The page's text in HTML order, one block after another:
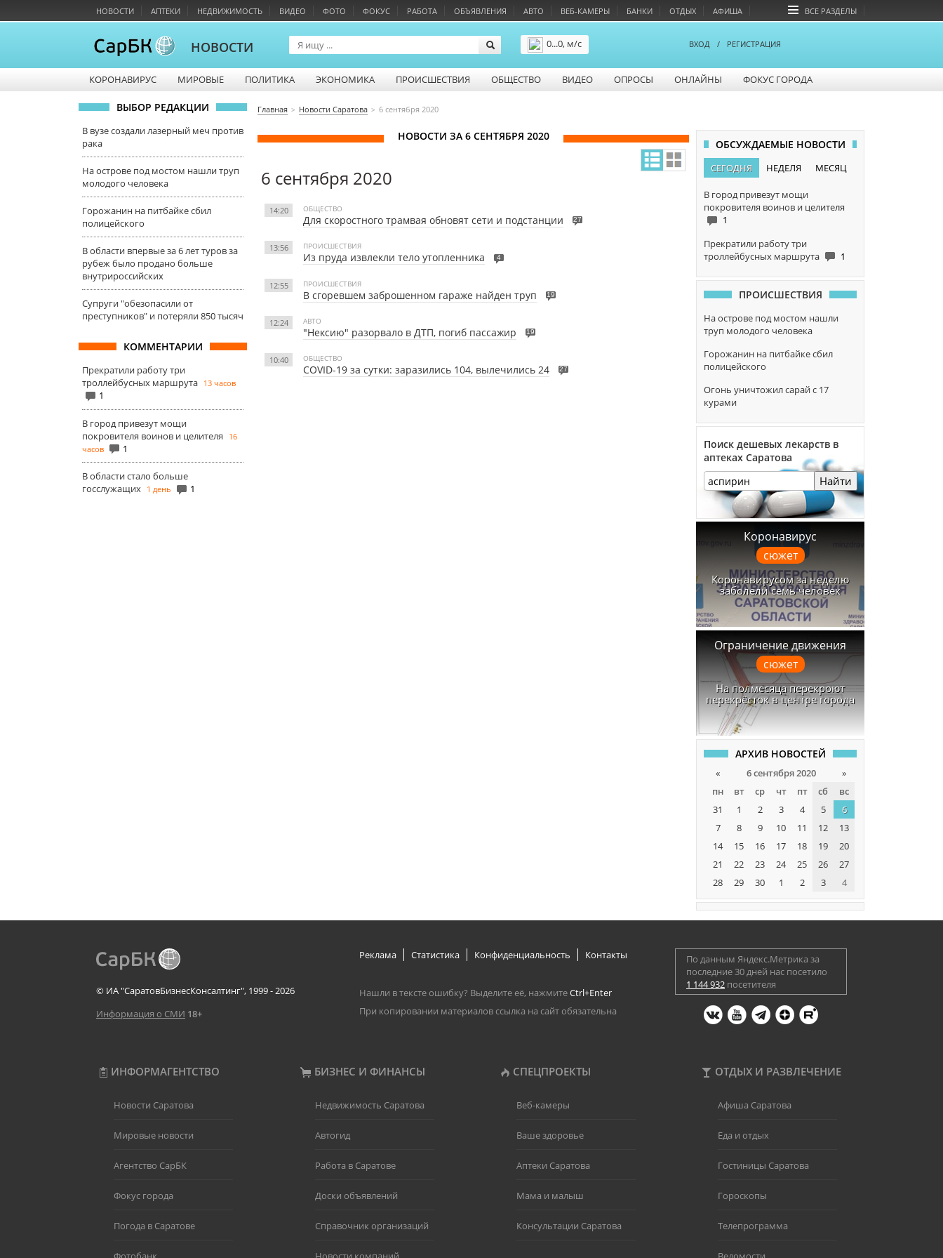
НОВОСТИ АПТЕКИ НЕДВИЖИМОСТЬ ВИДЕО ФОТО ФОКУС РАБОТА ОБЪЯВЛЕНИЯ АВТО ВЕБ-КАМЕРЫ БАНКИ ОТДЫХ АФИША ВСЕ РАЗДЕЛЫ
НОВОСТИ
0...0, м/с
ВХОД / РЕГИСТРАЦИЯ
КОРОНАВИРУС МИРОВЫЕ ПОЛИТИКА ЭКОНОМИКА ПРОИСШЕСТВИЯ ОБЩЕСТВО ВИДЕО ОПРОСЫ ОНЛАЙНЫ ФОКУС ГОРОДА
ВЫБОР РЕДАКЦИИ
В вузе создали лазерный меч против
рака
На острове под мостом нашли труп
молодого человека
Горожанин на питбайке сбил
полицейского
В области впервые за 6 лет туров за
рубеж было продано больше
внутрироссийских
Супруги "обезопасили от
преступников" и потеряли 850 тысяч
КОММЕНТАРИИ
Прекратили работу три
троллейбусных маршрута 13 часов
1
В город привезут мощи
покровителя воинов и целителя
16
часов
1
В области стало больше
госслужащих 1 день 1
Главная Новости Саратова 6 сентября 2020
НОВОСТИ ЗА 6 СЕНТЯБРЯ 2020
6 сентября 2020
14:20 ОБЩЕСТВО
Для скоростного трамвая обновят сети и подстанции 27
13:56 ПРОИСШЕСТВИЯ
Из пруда извлекли тело утопленника 4
12:55 ПРОИСШЕСТВИЯ
В сгоревшем заброшенном гараже найден труп 19
12:24 АВТО
"Нексию" разорвало в ДТП, погиб пассажир 19
10:40 ОБЩЕСТВО
COVID-19 за сутки: заразились 104, вылечились 24 27
ОБСУЖДАЕМЫЕ НОВОСТИ
СЕГОДНЯ НЕДЕЛЯ МЕСЯЦ
В город привезут мощи
покровителя воинов и целителя
1
Прекратили работу три
троллейбусных маршрута
1
ПРОИСШЕСТВИЯ
На острове под мостом нашли
труп молодого человека
Горожанин на питбайке сбил
полицейского
Огонь уничтожил сарай с 17
курами
Поиск дешевых лекарств в
аптеках Саратова
Найти
Коронавирус
сюжет
Коронавирусом за неделю
заболели семь человек
Ограничение движения
сюжет
На полмесяца перекроют
перекрёсток в центре города
АРХИВ НОВОСТЕЙ
« 6 сентября 2020
»
пн
вт ср чт пт сб
вс
31
1 2 3 4 5
6
7
8 9 10 11 12
13
14
15 16 17 18 19
20
21
22 23 24 25 26
27
28
29 30 1 2 3 4
© ИА "СаратовБизнесКонсалтинг", 1999 - 2026
Информация о СМИ 18+
Реклама Статистика Конфиденциальность Контакты
Нашли в тексте ошибку? Выделите её, нажмитеCtrl+Enter
При копировании материалов ссылка на сайт обязательна
По данным Яндекс.Метрика за
последние 30 дней нас посетило
1 144 932 посетителя
ИНФОРМАГЕНТСТВО БИЗНЕС И ФИНАНСЫ СПЕЦПРОЕКТЫ ОТДЫХ И РАЗВЛЕЧЕНИЕ
Новости Саратова
Мировые новости
Агентство СарБК
Фокус города
Погода в Саратове
Недвижимость Саратова
Автогид
Работа в Саратове
Доски объявлений
Справочник организаций
Веб-камеры
Ваше здоровье
Аптеки Саратова
Мама и малыш
Консультации Саратова
Афиша Саратова
Еда и отдых
Гостиницы Саратова
Гороскопы
Телепрограмма